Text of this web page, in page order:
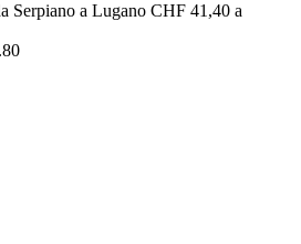
Serpiano a Lugano CHF 41,40 a